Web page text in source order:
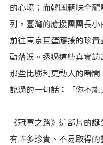
的心境；而韓國籍味全
列，臺灣的應援團團長
前往東京巨蛋應援的珍
動落淚。透過這些真實
那些比勝利更動人的瞬
說過的一句話：「你不能
《冠軍之路》這部片的
有許多珍貴、不易取得